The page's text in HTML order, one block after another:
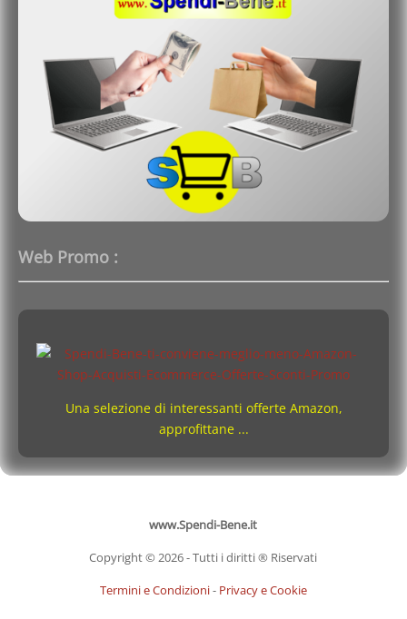
Web Promo :
Una selezione di interessanti offerte Amazon,
approfittane ...
www.Spendi-Bene.it
Copyright © 2026 - Tutti i diritti ® Riservati
Termini e Condizioni- Privacy e Cookie